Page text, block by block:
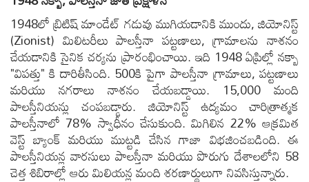
1948లో బ్రిటిష్ మాండేట్ గడువు ముగియడానికి ముందు, జియోనిస్ట్
(Zionist) మిలిటరీలు పాలస్తీనా పట్టణాలు, గ్రామాలను నాశనం
చేయడానికి సైనిక చర్యను ప్రారంభించాయి. ఇది 1948 ఏప్రిల్లో నక్బా
"విపత్తు" కి దారితీసింది. 500కి పైగా పాలస్తీనా గ్రామాలు, పట్టణాలు
మరియు నగరాలు నాశనం చేయబడ్డాయి. 15,000 మంది
పాలస్తీనియన్లు చంపబడ్డారు. జియోనిస్ట్ ఉద్యమం చారిత్రాత్మక
పాలస్తీనాలో 78% స్వాధీనం చేసుకుంది. మిగిలిన 22% ఆక్రమిత
వెస్ట్ బ్యాంక్ మరియు ముట్టడి చేసిన గాజా విభజించబడింది. ఈ
పాలస్తీనియన్ల వారసులు పాలస్తీనా మరియు పొరుగు దేశాలలోని 58
చెత్త శిబిరాల్లో ఆరు మిలియన్ల మంది శరణార్థులుగా నివసిస్తున్నారు.